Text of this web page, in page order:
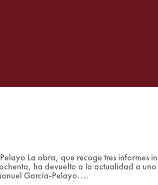
La obra, que recoge tres informes
ha devuelto a la actualidad a
García-Pelayo....